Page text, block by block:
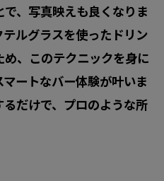
、写真映えも良くなりま
ルグラスを使ったドリン
、このテクニックを身に
ートなバー体験が叶いま
だけで、プロのような所